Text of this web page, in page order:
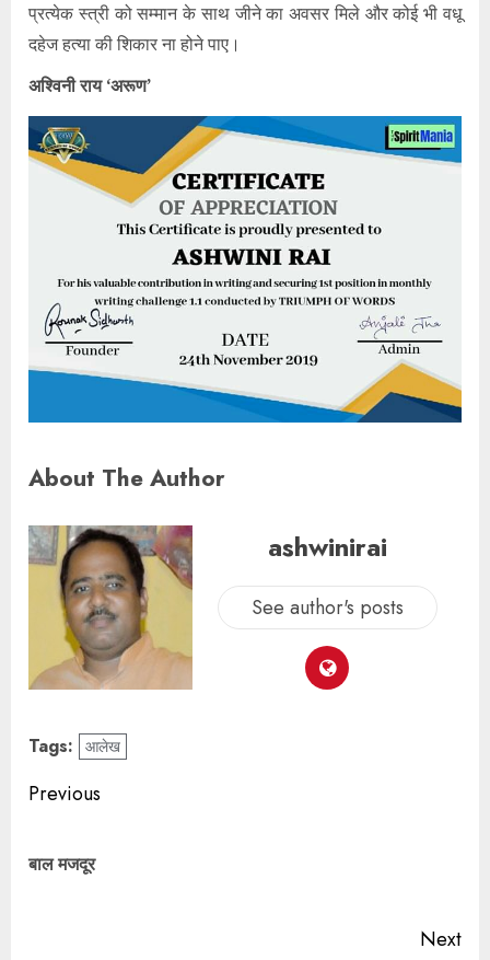
प्रत्येक स्त्री को सम्मान के साथ जीने का अवसर मिले और कोई भी वधू
दहेज हत्या की शिकार ना होने पाए।
अश्विनी राय ‘अरूण’
About The Author
ashwinirai
See author's posts
Tags: आलेख
Previous
बाल मजदूर
Next